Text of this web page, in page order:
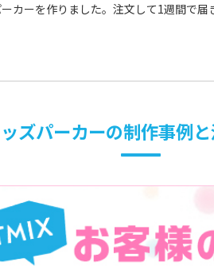
カーを作りました。注文して1週間で
ズパーカーの制作事例